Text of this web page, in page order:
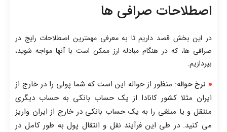
اصطلاحات صرافی ها
در این بخش قصد داریم تا به معرفی مهمترین اصطلاحات رایج در
صرافی ها، که در هنگام مبادله ارز ممکن است با آنها مواجه شوید،
بپردازیم.
نرخ حواله: منظور از حواله این است که شما پولی را در خارج از
ایران مثلا کشور کانادا از یک حساب بانکی به حساب دیگری
منتقل و یا مبلغی را به یک حساب بانکی در خارج از ایران واریز
می کنید. در طی این فرآیند نقل و انتقال پول به طور کامل در